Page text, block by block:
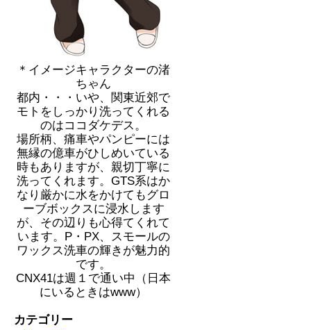
＊イメージキャラクターの渚
ちゃん
都内・・・いや、関東近郊で
モトをしっかり洗ってくれる
のはココダケデス。
場所柄、痛車やパンピーには
無縁の億車がひしめいている
時もありますが、親切丁寧に
洗ってくれます。GTS系はか
なり厳かに水をかけてもグロ
ーブボックスに浸水します
が、その辺りも心得てくれて
います。P・PX、スモールの
ワックス洗車の輝きが魅力的
です。
CNX41は週１で通い中（日本
にいるときはwww）
カテゴリー